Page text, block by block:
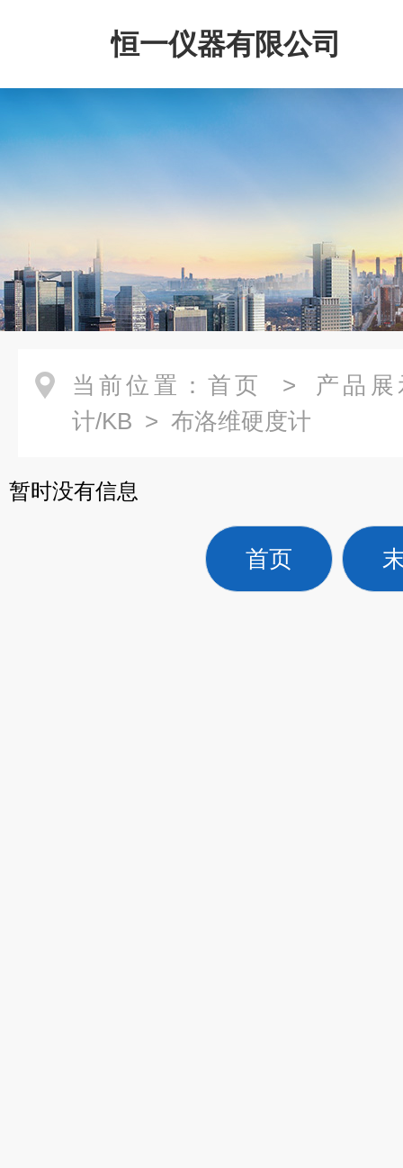
恒一仪器有限公司
当前位置： 首页 > 产品展
计/KB > 布洛维硬度计
暂时没有信息
首页